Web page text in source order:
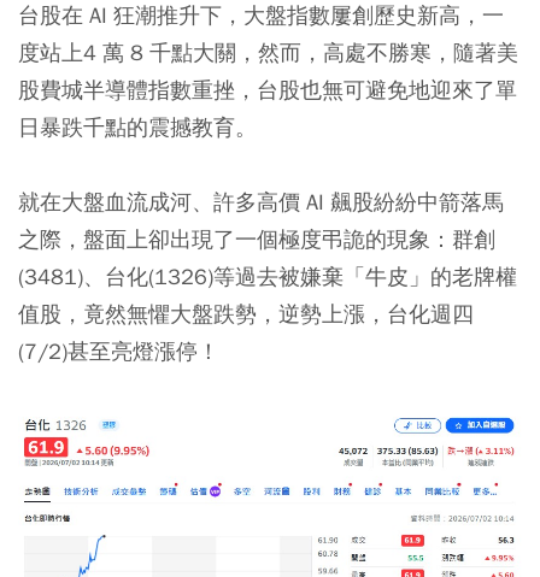
台股在 AI 狂潮推升下，大盤指數屢創歷史新高，一
度站上4 萬 8 千點大關，然而，高處不勝寒，隨著美
股費城半導體指數重挫，台股也無可避免地迎來了單
日暴跌千點的震撼教育。
就在大盤血流成河、許多高價 AI 飆股紛紛中箭落馬
之際，盤面上卻出現了一個極度弔詭的現象：群創
(3481)、台化(1326)等過去被嫌棄「牛皮」的老牌權
值股，竟然無懼大盤跌勢，逆勢上漲，台化週四
(7/2)甚至亮燈漲停！